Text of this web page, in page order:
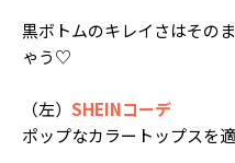
黒ボトムのキレイさはその
ゃう♡
（左） SHEINコーデ
ポップなカラートップスを